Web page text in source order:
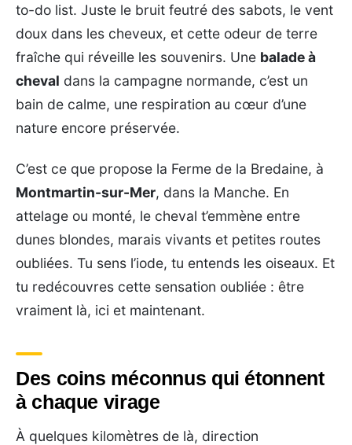
to-do list. Juste le bruit feutré des sabots, le vent
doux dans les cheveux, et cette odeur de terre
fraîche qui réveille les souvenirs. Une balade à
cheval dans la campagne normande, c’est un
bain de calme, une respiration au cœur d’une
nature encore préservée.
C’est ce que propose la Ferme de la Bredaine, à
Montmartin-sur-Mer, dans la Manche. En
attelage ou monté, le cheval t’emmène entre
dunes blondes, marais vivants et petites routes
oubliées. Tu sens l’iode, tu entends les oiseaux. Et
tu redécouvres cette sensation oubliée : être
vraiment là, ici et maintenant.
Des coins méconnus qui étonnent
à chaque virage
À quelques kilomètres de là, direction